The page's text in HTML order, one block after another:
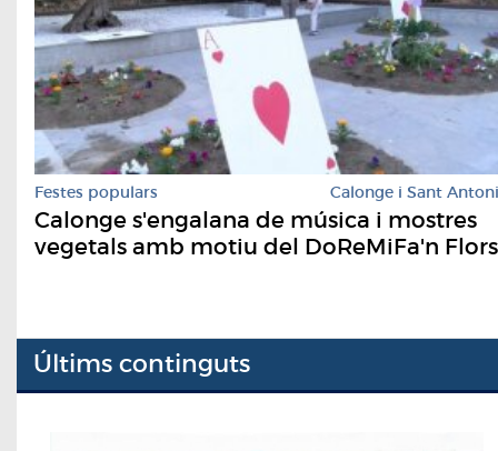
Festes populars Calonge i Sant Antoni
Calonge s'engalana de música i mostres
vegetals amb motiu del DoReMiFa'n Flors
Últims continguts